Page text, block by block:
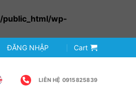
wp-
ĐĂNG NHẬP Cart
LIÊN HỆ 0915825839